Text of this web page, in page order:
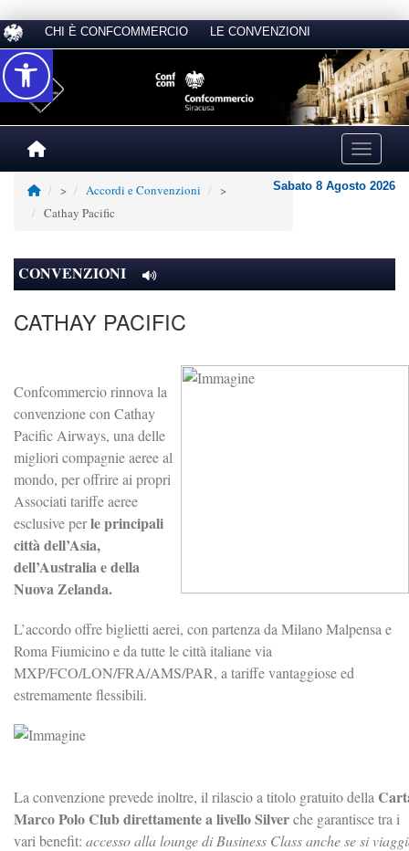
CHI È CONFCOMMERCIO LE CONVENZIONI
Toggle
> Accordi e Convenzioni
>
Cathay Pacific
Sabato 8 Agosto 2026
CONVENZIONI
CATHAY PACIFIC
Confcommercio rinnova la
convenzione con Cathay
Pacific Airways, una delle
migliori compagnie aeree al
mondo, per offrire ai propri
Associati tariffe aeree
esclusive perle principali
città dell’Asia,
dell’Australia e della
Nuova Zelanda.
L’accordo offre biglietti aerei, con partenza da Milano Malpensa e
Roma Fiumicino e da tutte le città italiane via
MXP/FCO/LON/FRA/AMS/PAR, a tariffe vantaggiose ed
estremamente flessibili.
La convenzione prevede inoltre, il rilascio a titolo gratuito della
Marco Polo Club direttamente a livello Silverche garantisce tra i
vari benefit: accesso alla lounge di Business Class anche se si
Accessibilità